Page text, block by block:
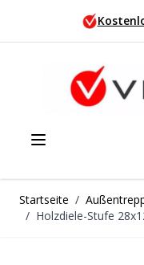
Zum Inhalt springen
Startseite /
/ Holzdiele-Stufe